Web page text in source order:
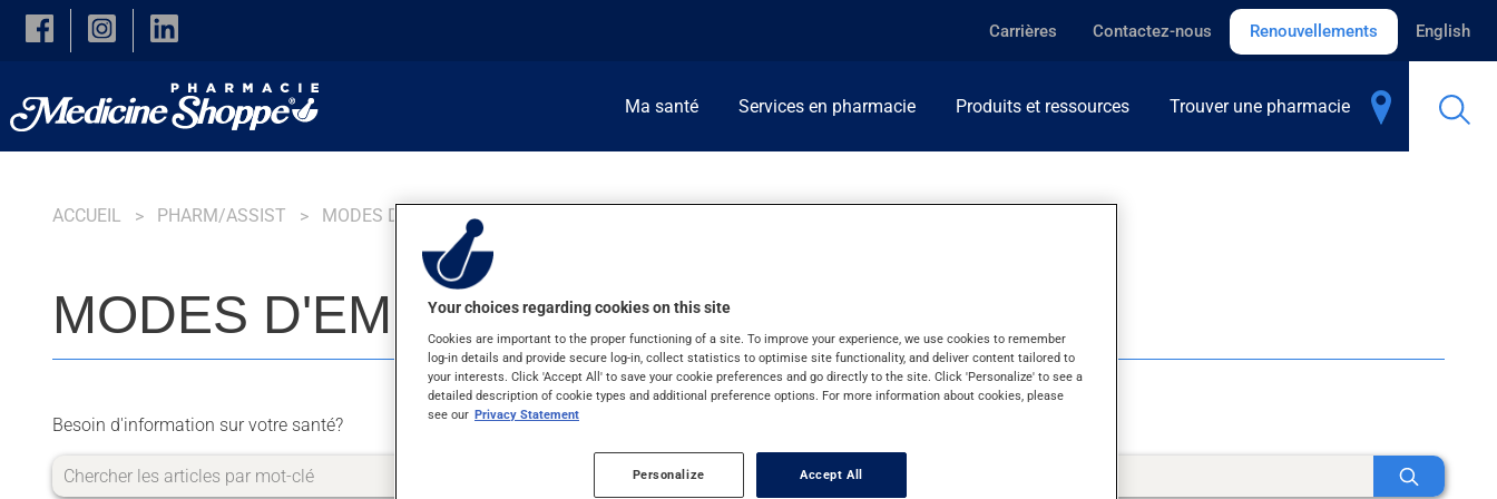
Skip to main content
Carrières Contactez-nous Renouvellements English
Ma santé Services en pharmacie Produits et ressources Trouver une pharmacie
ACCUEIL PHARM/ASSIST MODES D'EMPLOI
MODES D'EMPLOI
Besoin d'information sur votre santé?
Your choices regarding cookies on this site
Cookies are important to the proper functioning of a site. To improve your experience, we use cookies to remember
log-in details and provide secure log-in, collect statistics to optimise site functionality, and deliver content tailored to
your interests. Click 'Accept All' to save your cookie preferences and go directly to the site. Click 'Personalize' to see a
detailed description of cookie types and additional preference options. For more information about cookies, please
see our Privacy Statement
Personalize Accept All